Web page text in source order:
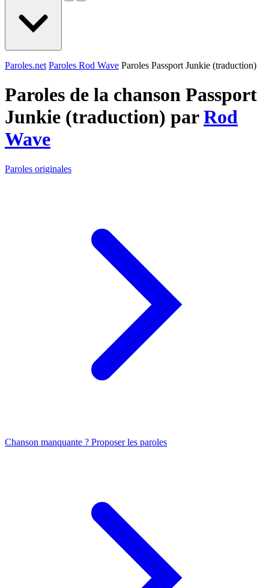
Paroles.net Paroles Rod Wave Paroles Passport Junkie (traduction)
Paroles de la chanson Passport
Junkie (traduction) parRod
Wave
Paroles originales
Chanson manquante ? Proposer les paroles